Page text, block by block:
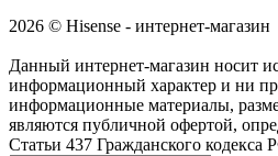
2026 © Hisense - интернет-магазин
Данный интернет-магазин носит
информационный характер и ни
информационные материалы,
являются публичной офертой,
Статьи 437 Гражданского кодекса